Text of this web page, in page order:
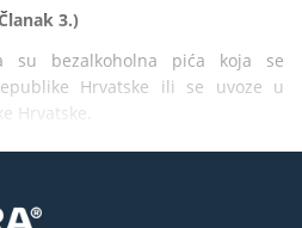
3.)
su bezalkoholna pića koja se
Hrvatske ili se uvoze u
Hrvatske.